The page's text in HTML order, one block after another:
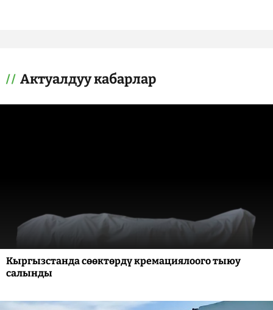
Актуалдуу кабарлар
Кыргызстанда сөөктөрдү кремациялоого тыюу
салынды